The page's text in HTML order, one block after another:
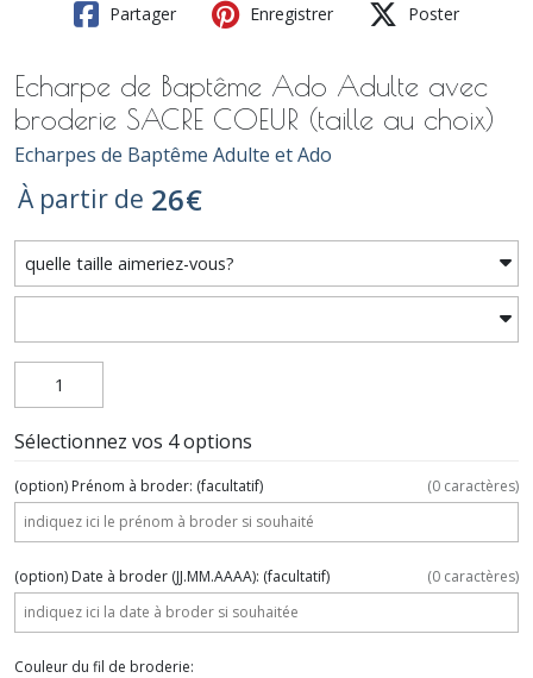
Partager Enregistrer Poster
Echarpe de Baptême Ado Adulte avec
broderie SACRE COEUR (taille au choix)
Echarpes de Baptême Adulte et Ado
À partir de 26€
Sélectionnez vos 4 options
(option) Prénom à broder: (facultatif) (0 caractères)
(option) Date à broder (JJ.MM.AAAA): (facultatif) (0 caractères)
Couleur du fil de broderie: